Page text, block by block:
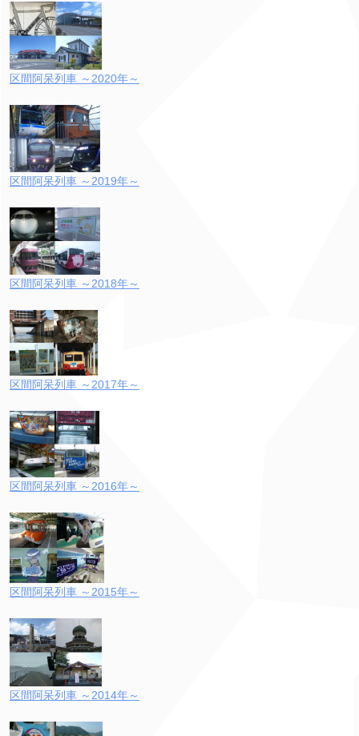
区間阿呆列車 ～2020年～
区間阿呆列車 ～2019年～
区間阿呆列車 ～2018年～
区間阿呆列車 ～2017年～
区間阿呆列車 ～2016年～
区間阿呆列車 ～2015年～
区間阿呆列車 ～2014年～